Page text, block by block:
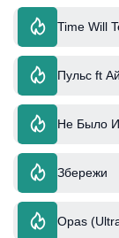
Time Will
Пульс ft
Не Было
Збережи
Opas